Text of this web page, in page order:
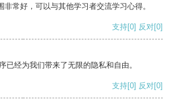
常好，可以与其他学习者交流学习心得。
支持[0] 反对[0]
已经为我们带来了无限的隐私和自由。
支持[0] 反对[0]